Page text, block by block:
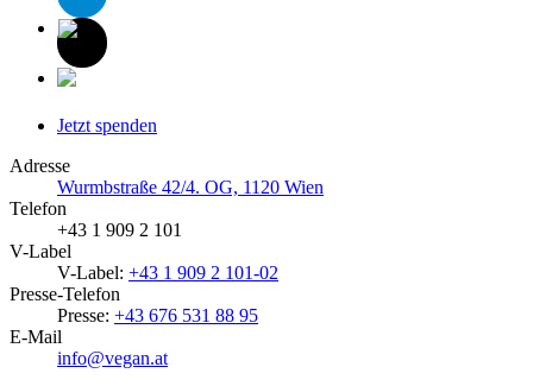
Jetzt spenden
Adresse
Wurmbstraße 42/4. OG, 1120 Wien
Telefon
+43 1 909 2 101
V-Label
V-Label: +43 1 909 2 101-02
Presse-Telefon
Presse: +43 676 531 88 95
E-Mail
info@vegan.at